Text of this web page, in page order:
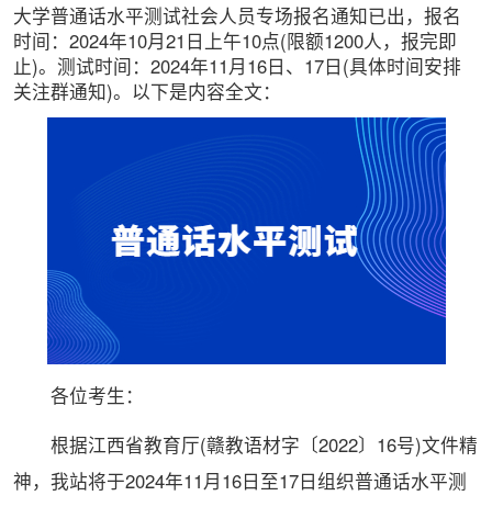
大学普通话水平测试社会人员专场报名通知已出，报名
时间：2024年10月21日上午10点(限额1200人，报完即
止)。测试时间：2024年11月16日、17日(具体时间安排
关注群通知)。以下是内容全文：
各位考生：
根据江西省教育厅(赣教语材字〔2022〕16号)文件精
神，我站将于2024年11月16日至17日组织普通话水平测